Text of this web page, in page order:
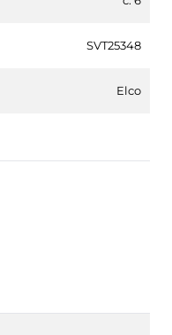
SVT25348
Elco